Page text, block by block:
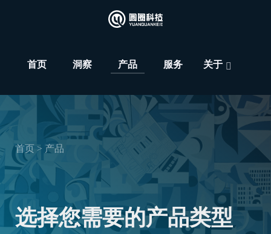
首页 洞察 产品 服务 关于
首页 > 产品
选择您需要的产品类型